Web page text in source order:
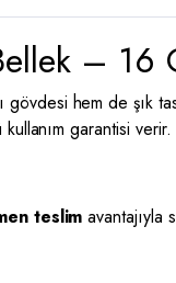
– 16
gövdesi hem de şık
garantisi verir.
teslim avantajıyla